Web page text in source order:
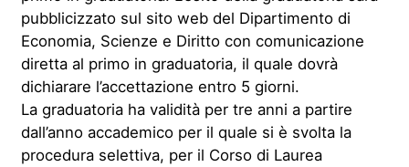
pubblicizzato sul sito web del Dipartimento di
Economia, Scienze e Diritto con comunicazione
diretta al primo in graduatoria, il quale dovrà
dichiarare l’accettazione entro 5 giorni.
La graduatoria ha validità per tre anni a partire
dall’anno accademico per il quale si è svolta la
procedura selettiva, per il Corso di Laurea